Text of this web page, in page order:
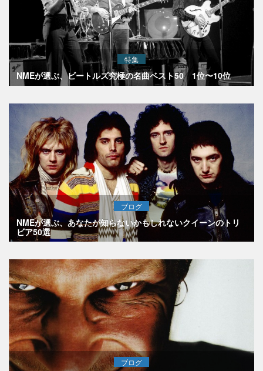
特集
NMEが選ぶ、ビートルズ究極の名曲ベスト50 1位〜10位
ブログ
NMEが選ぶ、あなたが知らないかもしれないクイーンのトリ
ビア50選
ブログ